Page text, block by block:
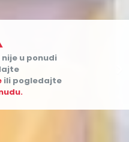
u ponudi
ili pogledajte